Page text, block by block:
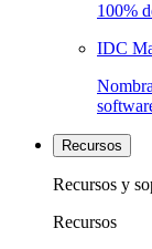
100%
IDC
Recursos
Recursos y
Recursos